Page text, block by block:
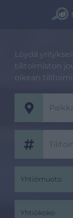
Löydä
tilitoimiston
oikean
Yhtiömuoto
Yhtiökoko